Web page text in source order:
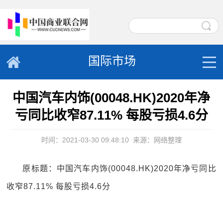
国际市场
中国汽车内饰(00048.HK)2020年净
亏同比收窄87.11% 每股亏损4.6分
时间：2021-03-30 09:48:10 来源：网络整理
原标题：中国汽车内饰(00048.HK)2020年净亏同比
收窄87.11% 每股亏损4.6分